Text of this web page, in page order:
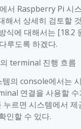
서 Raspberry Pi 시
해서 상세히 검토할
식에 대해서는 [18.2
루도록 하겠다.
terminal 진행 흐름
의 console에서는
연결을 사용할 수
누르면 시스템에서 제
인할 수 있다.